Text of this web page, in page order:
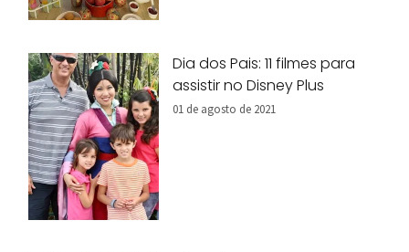
Dia dos Pais: 11 filmes para
assistir no Disney Plus
01 de agosto de 2021